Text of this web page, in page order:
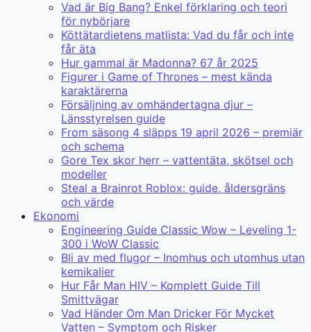
Vad är Big Bang? Enkel förklaring och teori
för nybörjare
Köttätardietens matlista: Vad du får och inte
får äta
Hur gammal är Madonna? 67 år 2025
Figurer i Game of Thrones – mest kända
karaktärerna
Försäljning av omhändertagna djur –
Länsstyrelsen guide
From säsong 4 släpps 19 april 2026 – premiär
och schema
Gore Tex skor herr – vattentäta, skötsel och
modeller
Steal a Brainrot Roblox: guide, åldersgräns
och värde
Ekonomi
Engineering Guide Classic Wow – Leveling 1-
300 i WoW Classic
Bli av med flugor – Inomhus och utomhus utan
kemikalier
Hur Får Man HIV – Komplett Guide Till
Smittvägar
Vad Händer Om Man Dricker För Mycket
Vatten – Symptom och Risker